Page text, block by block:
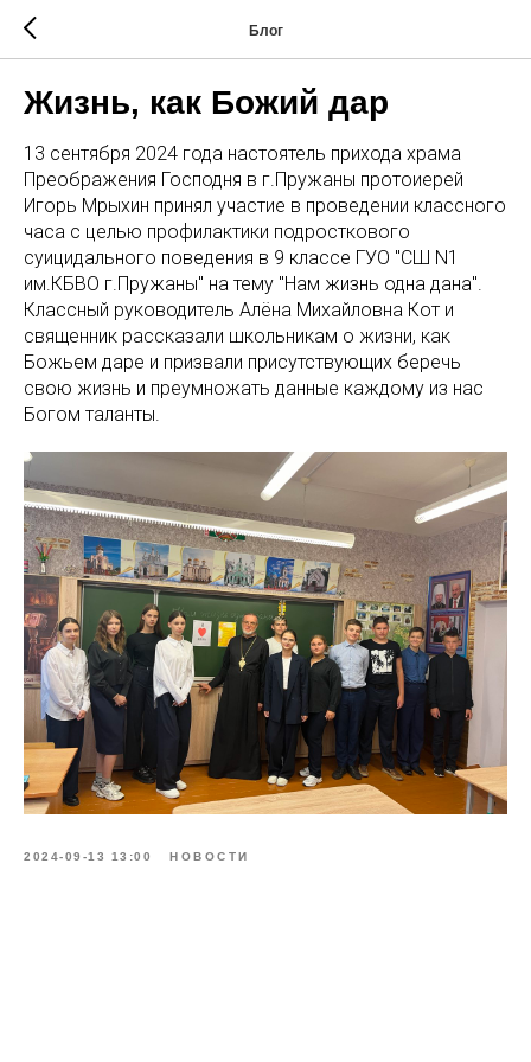
Блог
Жизнь, как Божий дар
13 сентября 2024 года настоятель прихода храма
Преображения Господня в г.Пружаны протоиерей
Игорь Мрыхин принял участие в проведении классного
часа с целью профилактики подросткового
суицидального поведения в 9 классе ГУО "СШ N1
им.КБВО г.Пружаны" на тему "Нам жизнь одна дана".
Классный руководитель Алёна Михайловна Кот и
священник рассказали школьникам о жизни, как
Божьем даре и призвали присутствующих беречь
свою жизнь и преумножать данные каждому из нас
Богом таланты.
2024-09-13 13:00 НОВОСТИ